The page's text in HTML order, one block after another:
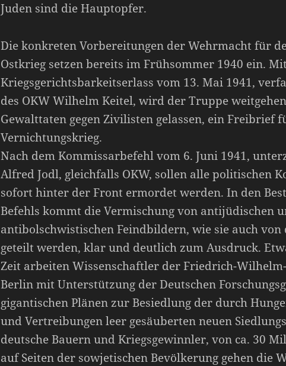
Juden sind die Hauptopfer.
Die konkreten Vorbereitungen der Wehrmacht für
Ostkrieg setzen bereits im Frühsommer 1940 ein.
Kriegsgerichtsbarkeitserlass vom 13. Mai 1941,
des OKW Wilhelm Keitel, wird der Truppe
Gewalttaten gegen Zivilisten gelassen, ein Freibrief
Vernichtungskrieg.
Nach dem Kommissarbefehl vom 6. Juni 1941,
Alfred Jodl, gleichfalls OKW, sollen alle politischen
sofort hinter der Front ermordet werden. In den
Befehls kommt die Vermischung von antijüdischen
antibolschwistischen Feindbildern, wie sie auch
geteilt werden, klar und deutlich zum Ausdruck.
Zeit arbeiten Wissenschaftler der Friedrich-
Berlin mit Unterstützung der Deutschen
gigantischen Plänen zur Besiedlung der durch
und Vertreibungen leer gesäuberten neuen
deutsche Bauern und Kriegsgewinnler, von ca. 30
auf Seiten der sowjetischen Bevölkerung gehen die